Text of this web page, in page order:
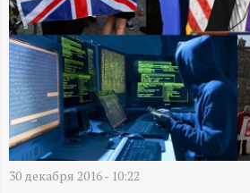
М
А
Й
Д
30 декабря 2016 - 10:22